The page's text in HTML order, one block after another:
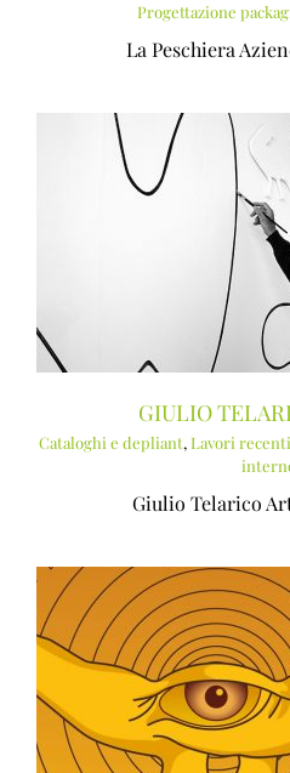
Progettazione
La Peschiera
GIULIO
Cataloghi e depliant, Lavori recenti
Giulio Telarico